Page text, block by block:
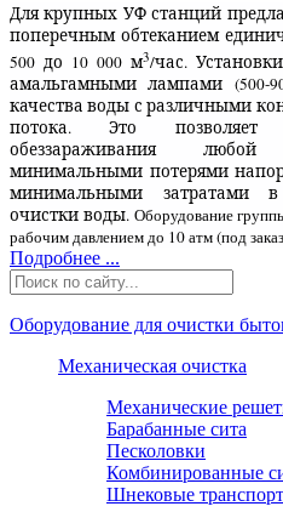
Для крупных УФ станций
поперечным обтеканием
500 до 10 000 м3/час.
амальгамными лампами (500-
качества воды с различными
потока. Это позволяет
обеззараживания
минимальными потерями
минимальными затратами
очистки воды. Оборудование
рабочим давлением до 10 атм (под
Подробнее ...
Оборудование для очистки
Механическая очистка
Механические
Барабанные сита
Песколовки
Комбинированные
Шнековые